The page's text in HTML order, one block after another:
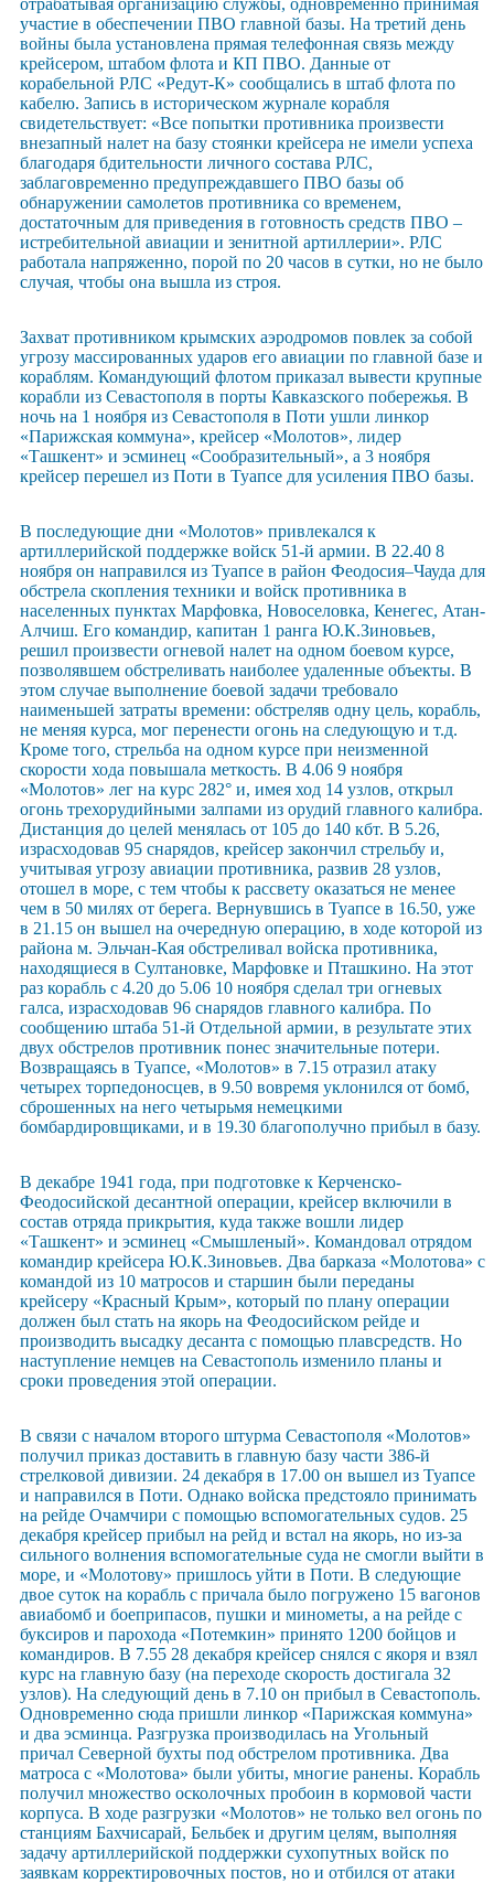
отрабатывая организацию службы, одновременно принимая
участие в обеспечении ПВО главной базы. На третий день
войны была установлена прямая телефонная связь между
крейсером, штабом флота и КП ПВО. Данные от
корабельной РЛС «Редут-К» сообщались в штаб флота по
кабелю. Запись в историческом журнале корабля
свидетельствует: «Все попытки противника произвести
внезапный налет на базу стоянки крейсера не имели успеха
благодаря бдительности личного состава РЛС,
заблаговременно предупреждавшего ПВО базы об
обнаружении самолетов противника со временем,
достаточным для приведения в готовность средств ПВО –
истребительной авиации и зенитной артиллерии». РЛС
работала напряженно, порой по 20 часов в сутки, но не было
случая, чтобы она вышла из строя.
Захват противником крымских аэродромов повлек за собой
угрозу массированных ударов его авиации по главной базе и
кораблям. Командующий флотом приказал вывести крупные
корабли из Севастополя в порты Кавказского побережья. В
ночь на 1 ноября из Севастополя в Поти ушли линкор
«Парижская коммуна», крейсер «Молотов», лидер
«Ташкент» и эсминец «Сообразительный», а 3 ноября
крейсер перешел из Поти в Туапсе для усиления ПВО базы.
В последующие дни «Молотов» привлекался к
артиллерийской поддержке войск 51-й армии. В 22.40 8
ноября он направился из Туапсе в район Феодосия–Чауда для
обстрела скопления техники и войск противника в
населенных пунктах Марфовка, Новоселовка, Кенегес, Атан-
Алчиш. Его командир, капитан 1 ранга Ю.К.Зиновьев,
решил произвести огневой налет на одном боевом курсе,
позволявшем обстреливать наиболее удаленные объекты. В
этом случае выполнение боевой задачи требовало
наименьшей затраты времени: обстреляв одну цель, корабль,
не меняя курса, мог перенести огонь на следующую и т.д.
Кроме того, стрельба на одном курсе при неизменной
скорости хода повышала меткость. В 4.06 9 ноября
«Молотов» лег на курс 282° и, имея ход 14 узлов, открыл
огонь трехорудийными залпами из орудий главного калибра.
Дистанция до целей менялась от 105 до 140 кбт. В 5.26,
израсходовав 95 снарядов, крейсер закончил стрельбу и,
учитывая угрозу авиации противника, развив 28 узлов,
отошел в море, с тем чтобы к рассвету оказаться не менее
чем в 50 милях от берега. Вернувшись в Туапсе в 16.50, уже
в 21.15 он вышел на очередную операцию, в ходе которой из
района м. Эльчан-Кая обстреливал войска противника,
находящиеся в Султановке, Марфовке и Пташкино. На этот
раз корабль с 4.20 до 5.06 10 ноября сделал три огневых
галса, израсходовав 96 снарядов главного калибра. По
сообщению штаба 51-й Отдельной армии, в результате этих
двух обстрелов противник понес значительные потери.
Возвращаясь в Туапсе, «Молотов» в 7.15 отразил атаку
четырех торпедоносцев, в 9.50 вовремя уклонился от бомб,
сброшенных на него четырьмя немецкими
бомбардировщиками, и в 19.30 благополучно прибыл в базу.
В декабре 1941 года, при подготовке к Керченско-
Феодосийской десантной операции, крейсер включили в
состав отряда прикрытия, куда также вошли лидер
«Ташкент» и эсминец «Смышленый». Командовал отрядом
командир крейсера Ю.К.Зиновьев. Два барказа «Молотова» с
командой из 10 матросов и старшин были переданы
крейсеру «Красный Крым», который по плану операции
должен был стать на якорь на Феодосийском рейде и
производить высадку десанта с помощью плавсредств. Но
наступление немцев на Севастополь изменило планы и
сроки проведения этой операции.
В связи с началом второго штурма Севастополя «Молотов»
получил приказ доставить в главную базу части 386-й
стрелковой дивизии. 24 декабря в 17.00 он вышел из Туапсе
и направился в Поти. Однако войска предстояло принимать
на рейде Очамчири с помощью вспомогательных судов. 25
декабря крейсер прибыл на рейд и встал на якорь, но из-за
сильного волнения вспомогательные суда не смогли выйти в
море, и «Молотову» пришлось уйти в Поти. В следующие
двое суток на корабль с причала было погружено 15 вагонов
авиабомб и боеприпасов, пушки и минометы, а на рейде с
буксиров и парохода «Потемкин» принято 1200 бойцов и
командиров. В 7.55 28 декабря крейсер снялся с якоря и взял
курс на главную базу (на переходе скорость достигала 32
узлов). На следующий день в 7.10 он прибыл в Севастополь.
Одновременно сюда пришли линкор «Парижская коммуна»
и два эсминца. Разгрузка производилась на Угольный
причал Северной бухты под обстрелом противника. Два
матроса с «Молотова» были убиты, многие ранены. Корабль
получил множество осколочных пробоин в кормовой части
корпуса. В ходе разгрузки «Молотов» не только вел огонь по
станциям Бахчисарай, Бельбек и другим целям, выполняя
задачу артиллерийской поддержки сухопутных войск по
заявкам корректировочных постов, но и отбился от атаки